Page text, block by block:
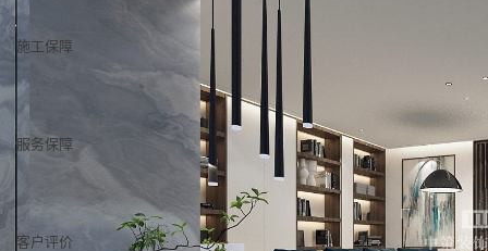
施工保障
服务保障
客户评价